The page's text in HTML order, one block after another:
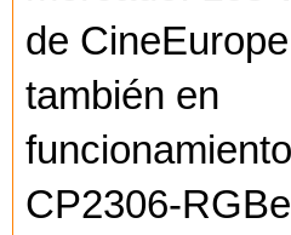
de
también en
CP2306-